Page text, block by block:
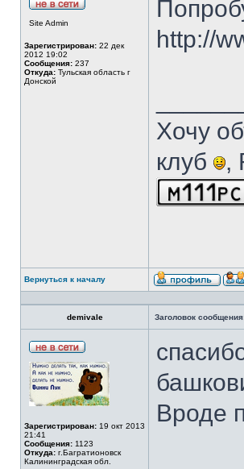
Site Admin
Зарегистрирован: 22 дек
2012 19:02
Сообщения: 237
Откуда: Тульская область г
Донской
http://
Хочу
клуб
,
Вернуться к началу
demivale Заголовок
Зарегистрирован: 19 окт 2013
21:41
Сообщения: 1123
Откуда: г.Багратионовск
Калининградская обл.
Вроде